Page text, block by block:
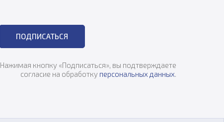
ПОДПИСАТЬСЯ
Нажимая кнопку «Подписаться», вы подтверждаете
согласие на обработку персональных данных.